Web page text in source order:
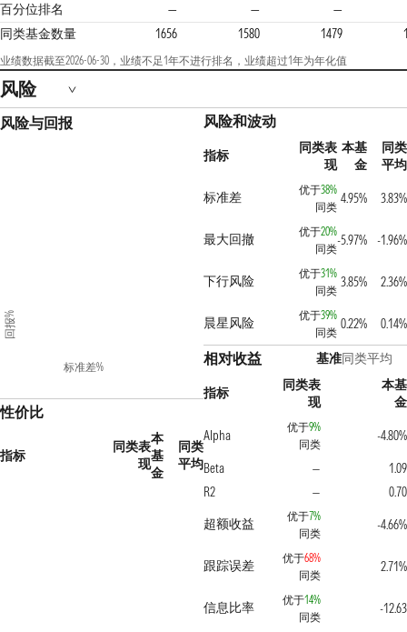
百分位排名 — —
—
同类基金数量
1656 1580 1479
业绩数据截至2026-06-30，业绩不足1年不进行排名，业绩超过1年为年化值
风险
风险与回报
标准差%
回报%
性价比
指标
同类表
现
本
基
金
同类
平均
风险和波动
指标
同类表
现
本基
金
同类
平均
标准差
优于38%
同类
4.95% 3.83%
最大回撤 优于20%
同类
-5.97% -1.96%
下行风险 优于31%
同类
3.85% 2.36%
晨星风险 优于39%
同类
0.22% 0.14%
相对收益 基准同类平均
指标
同类表
现
本基
金
Alpha
优于9%
同类
-4.80%
Beta
—
1.09
R2
—
0.70
超额收益
优于7%
同类
-4.66%
跟踪误差 优于68%
同类
2.71%
信息比率 优于14%
同类
-12.63